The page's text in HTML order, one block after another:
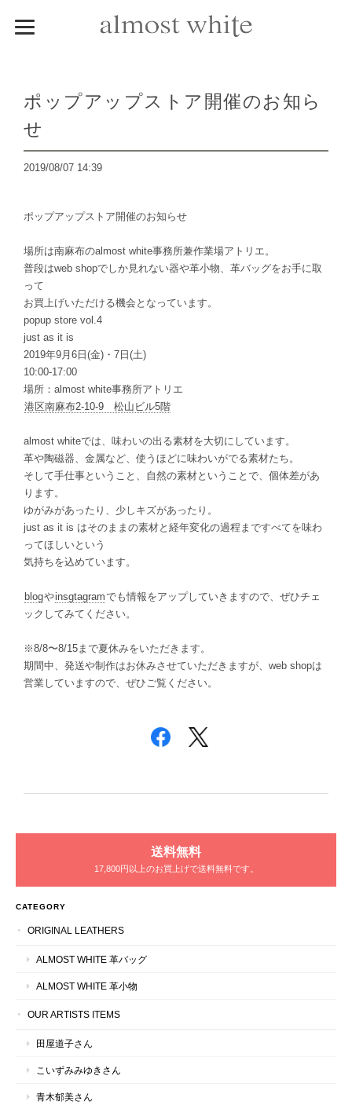
ポップアップストア開催のお知ら
せ
2019/08/07 14:39
ポップアップストア開催のお知らせ
場所は南麻布のalmost white事務所兼作業場アトリエ。
普段はweb shopでしか見れない器や革小物、革バッグをお手に取
って
お買上げいただける機会となっています。
popup store vol.4
just as it is
2019年9月6日(金)・7日(土)
10:00-17:00
場所：almost white事務所アトリエ
港区南麻布2-10-9 松山ビル5階
almost whiteでは、味わいの出る素材を大切にしています。
革や陶磁器、金属など、使うほどに味わいがでる素材たち。
そして手仕事ということ、自然の素材ということで、個体差があ
ります。
ゆがみがあったり、少しキズがあったり。
just as it is はそのままの素材と経年変化の過程まですべてを味わ
ってほしいという
気持ちを込めています。
blogやinsgtagramでも情報をアップしていきますので、ぜひチェ
ックしてみてください。
※8/8〜8/15まで夏休みをいただきます。
期間中、発送や制作はお休みさせていただきますが、web shopは
営業していますので、ぜひご覧ください。
送料無料
17,800円以上のお買上げで送料無料です。
CATEGORY
ORIGINAL LEATHERS
ALMOST WHITE 革バッグ
ALMOST WHITE 革小物
OUR ARTISTS ITEMS
田屋道子さん
こいずみみゆきさん
青木郁美さん